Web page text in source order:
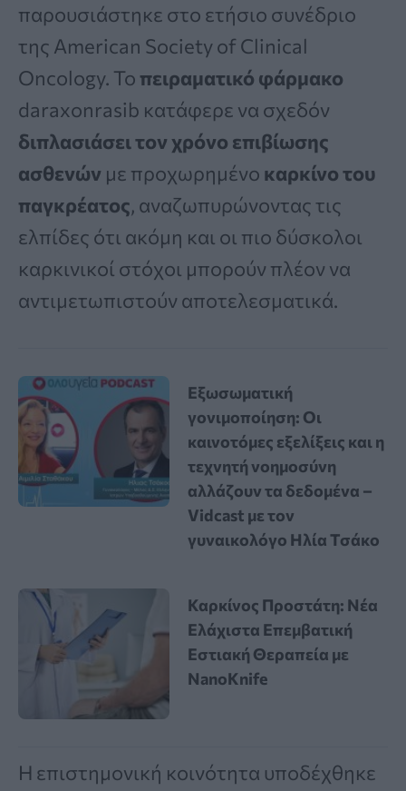
παρουσιάστηκε στο ετήσιο συνέδριο
της American Society of Clinical
Oncology. Το πειραματικό φάρμακο
daraxonrasib κατάφερε να σχεδόν
διπλασιάσει τον χρόνο επιβίωσης
ασθενών με προχωρημένο καρκίνο του
παγκρέατος, αναζωπυρώνοντας τις
ελπίδες ότι ακόμη και οι πιο δύσκολοι
καρκινικοί στόχοι μπορούν πλέον να
αντιμετωπιστούν αποτελεσματικά.
Εξωσωματική
γονιμοποίηση: Οι
καινοτόμες εξελίξεις και η
τεχνητή νοημοσύνη
αλλάζουν τα δεδομένα –
Vidcast με τον
γυναικολόγο Ηλία Τσάκο
Καρκίνος Προστάτη: Νέα
Ελάχιστα Επεμβατική
Εστιακή Θεραπεία με
NanoKnife
Η επιστημονική κοινότητα υποδέχθηκε